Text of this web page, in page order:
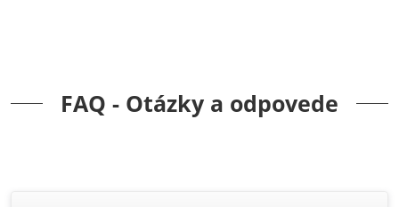
FAQ - Otázky a odpovede